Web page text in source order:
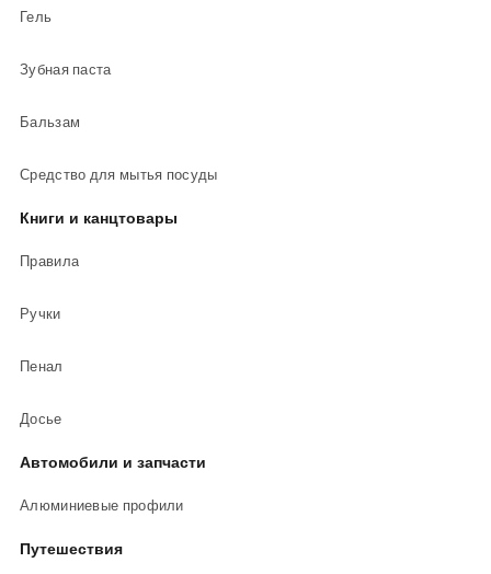
Гель
Зубная паста
Бальзам
Средство для мытья посуды
Книги и канцтовары
Правила
Ручки
Пенал
Досье
Автомобили и запчасти
Алюминиевые профили
Путешествия